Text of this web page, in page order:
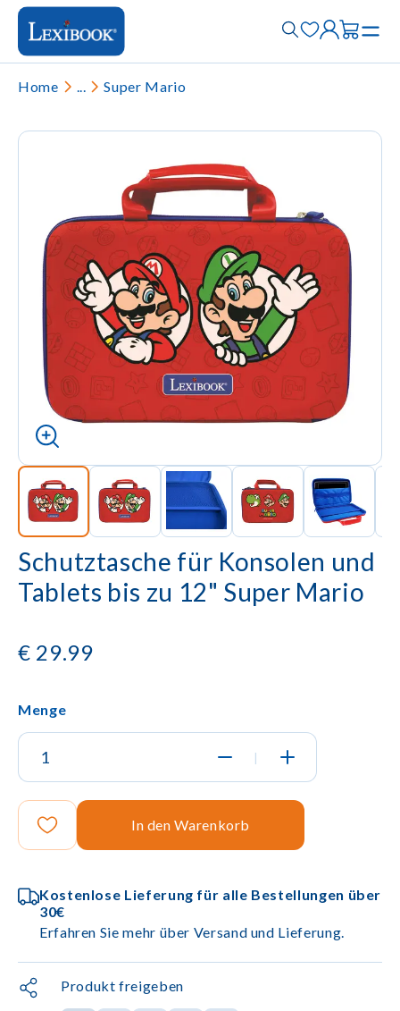
Home ... Super Mario
Schutztasche für Konsolen und
Tablets bis zu 12" Super Mario
€ 29.99
Menge
|
In den Warenkorb
Kostenlose Lieferung für alle Bestellungen über
30€
Erfahren Sie mehr über Versand und Lieferung.
Produkt freigeben